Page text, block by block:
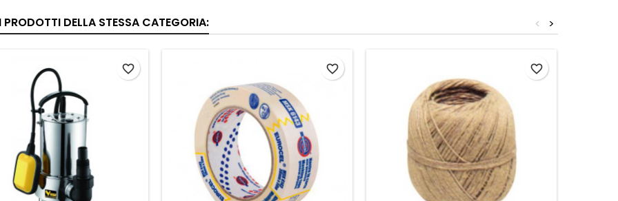
PRODOTTI DELLA STESSA CATEGORIA: >
<
favorite_border favorite_border favorite_border